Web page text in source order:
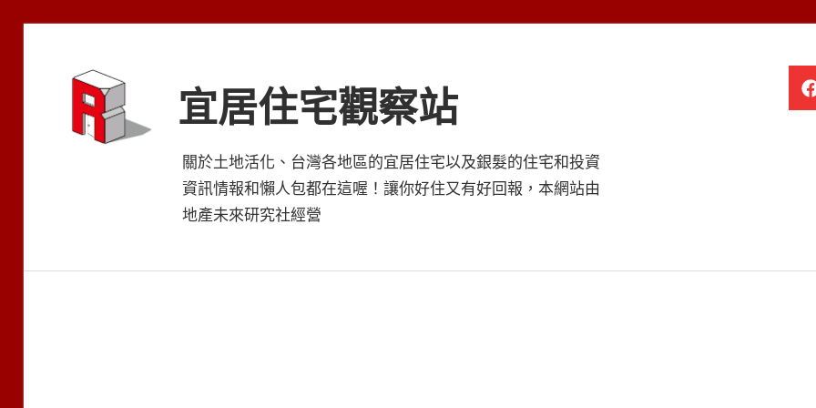
宜居住宅觀察站
關於土地活化、台灣各地區的宜居住宅以及銀髮的住宅和投資
資訊情報和懶人包都在這喔！讓你好住又有好回報，本網站由
地產未來研究社經營
銀
髮
住